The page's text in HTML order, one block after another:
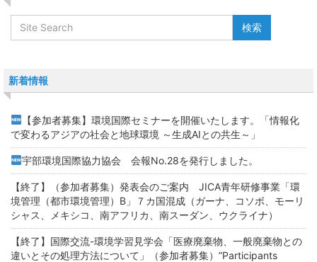
新着情報
【参加者募集】環境国際セミナーを開催いたします。「情報化
で変わるアジアの社会と地球環境 ～生成AIとの共生～」
宇部環境国際協力協会 会報No.28を発行しました。
【終了】（参加者募集）発表会のご案内 JICA青年研修事業「環
境管理（都市環境管理）B」７カ国混成（ガーナ、コソボ、モーリ
シャス、メキシコ、南アフリカ、南スーダン、ウクライナ）
【終了】国際交流-環境学習見学会「医療廃棄物、一般廃棄物との
違いとその処理方法について」（参加者募集）”Participants